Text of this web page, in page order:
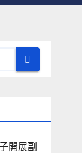
開展副